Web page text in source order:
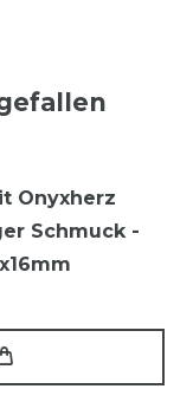
Onyxherz
Schmuck -